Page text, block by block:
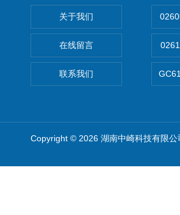
关于我们
在线留言
联系我们
Copyright © 2026 湖南中崎科技有限